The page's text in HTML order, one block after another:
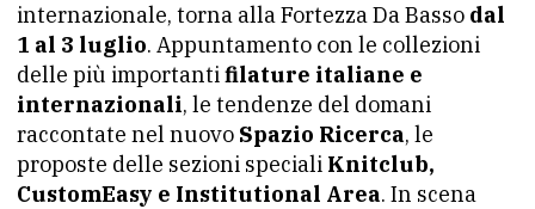
internazionale, torna alla Fortezza Da Basso dal
1 al 3 luglio. Appuntamento con le collezioni
delle più importantifilature italiane e
internazionali, le tendenze del domani
raccontate nel nuovo Spazio Ricerca, le
proposte delle sezioni speciali Knitclub,
CustomEasy e Institutional Area. In scena